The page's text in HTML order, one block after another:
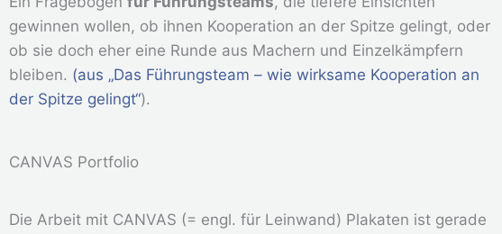
gewinnen wollen, ob ihnen Kooperation an der Spitze gelingt, oder
ob sie doch eher eine Runde aus Machern und Einzelkämpfern
bleiben. (aus „Das Führungsteam – wie wirksame Kooperation an
der Spitze gelingt“).
CANVAS Portfolio
Die Arbeit mit CANVAS (= engl. für Leinwand) Plakaten ist gerade